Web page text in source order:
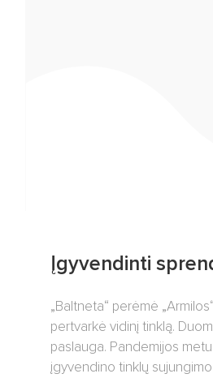
Įgyvendinti
„Baltneta“ perėmė
pertvarkė vidinį tinklą.
paslauga. Pandemijos
įgyvendino tinklų